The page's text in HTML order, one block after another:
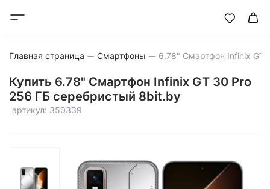
Главная страница Смартфоны
Купить 6.78" Смартфон Infinix GT 30 Pro
256 ГБ серебристый 8bit.by
артикул: 350339